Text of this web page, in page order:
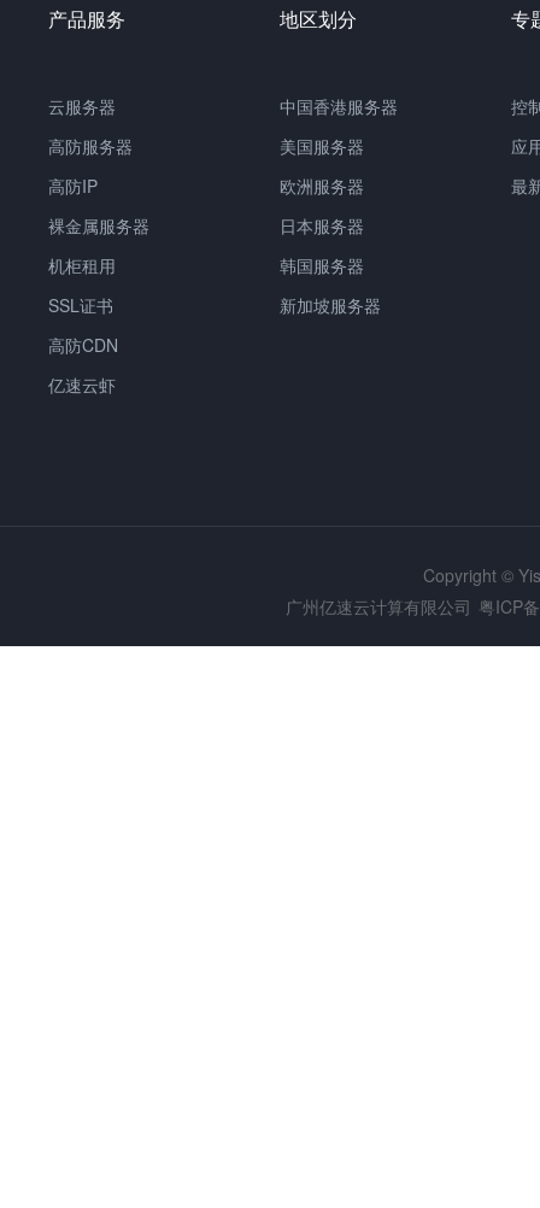
产品服务
云服务器
高防服务器
高防IP
裸金属服务器
机柜租用
SSL证书
高防CDN
亿速云虾
地区划分
中国香港服务器
美国服务器
欧洲服务器
日本服务器
韩国服务器
新加坡服务器
专
控
应
最
Copyright ©
广州亿速云计算有限公司 粤ICP